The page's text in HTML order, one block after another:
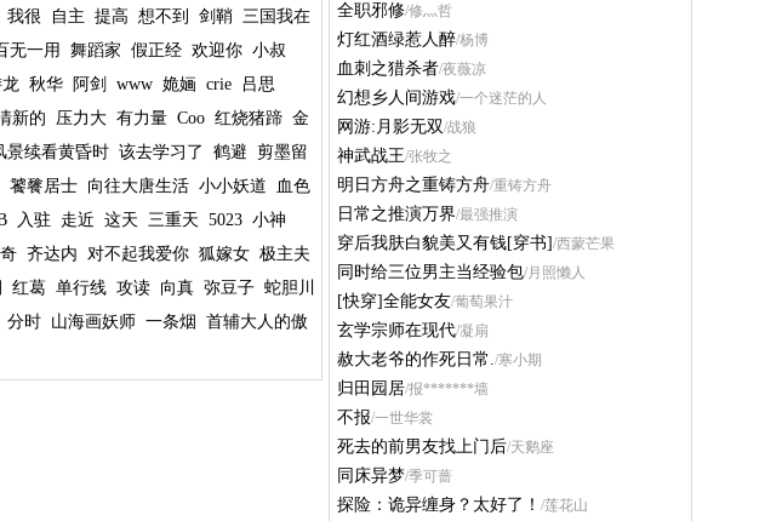
我很 自主 提高 想不到 剑鞘 三国我在
无一用 舞蹈家 假正经 欢迎你 小叔
秋华 阿剑 www 姽婳 crie
吕思
新的 压力大 有力量 Coo 红烧猪蹄 金
景续看黄昏时 该去学习了 鹤避 剪墨留
饕餮居士 向往大唐生活 小小妖道
血色
入驻 走近 这天 三重天 5023 小神
齐达内 对不起我爱你 狐嫁女 极主夫
红葛 单行线 攻读 向真 弥豆子 蛇胆川
分时 山海画妖师 一条烟
首辅大人的傲
全职邪修/修灬哲
灯红酒绿惹人醉/杨博
血刺之猎杀者/夜薇凉
幻想乡人间游戏/一个迷茫的人
网游:月影无双/战狼
神武战王/张牧之
明日方舟之重铸方舟/重铸方舟
日常之推演万界/最强推演
穿后我肤白貌美又有钱[穿书]/西蒙芒果
同时给三位男主当经验包/月照懒人
[快穿]全能女友/葡萄果汁
玄学宗师在现代/凝扇
赦大老爷的作死日常./寒小期
归田园居/报*******墙
不报/一世华裳
死去的前男友找上门后/天鹅座
同床异梦/季可蔷
探险：诡异缠身？太好了！ /莲花山